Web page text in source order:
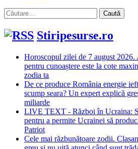
Caută
după:
Stiripesurse.ro
Horoscopul zilei de 7 august
pentru cunoaștere este la cote
zodia ta
De ce produce România energie
scump seara? Un expert explică
miliarde
LIVE TEXT - Război în Ucraina:
pentru a permite Ucrainei să
Patriot
Cele mai răzbunătoare zodii.